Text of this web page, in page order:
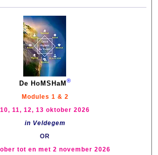
De HoMSHaM®
Modules 1 & 2
10, 11, 12, 13 oktober 2026
in Veldegem
OR
tot en met 2 november 2026